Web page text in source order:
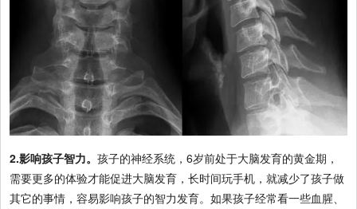
2.影响孩子智力。孩子的神经系统，6岁前处于大脑发育的黄金期，
需要更多的体验才能促进大脑发育，长时间玩手机，就减少了孩子做
其它的事情，容易影响孩子的智力发育。如果孩子经常看一些血腥、